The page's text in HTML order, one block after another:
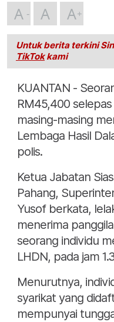
A A A
Untuk berita terkini
TikTokkami
KUANTAN -
RM45,400
masing-masing
Lembaga Hasil
polis.
Ketua Jabatan
Pahang,
Yusof berkata,
menerima
seorang individu
LHDN, pada jam
Menurutnya,
syarikat yang
mempunyai